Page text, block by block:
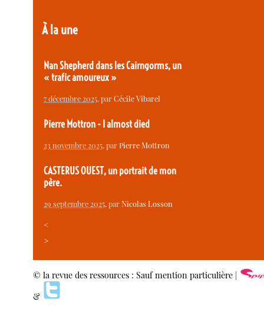
À la une
Nan Shepherd dans les Cairngorms, un
« trafic amoureux »
7 décembre 2025, parCécile Vibarel
Pierre Mottron - I almost died
23 novembre 2025, parPierre Mottron
CASTERUS OUEST, un portrait de mon
père.
29 septembre 2025, parNicolas Losson
<
>
© la revue des ressources : Sauf mention particulière |
&